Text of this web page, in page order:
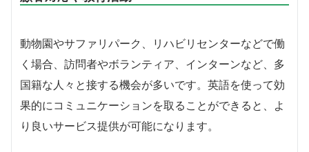
動物園やサファリパーク、リハビリセンターなどで働
く場合、訪問者やボランティア、インターンなど、多
国籍な人々と接する機会が多いです。英語を使って効
果的にコミュニケーションを取ることができると、よ
り良いサービス提供が可能になります。